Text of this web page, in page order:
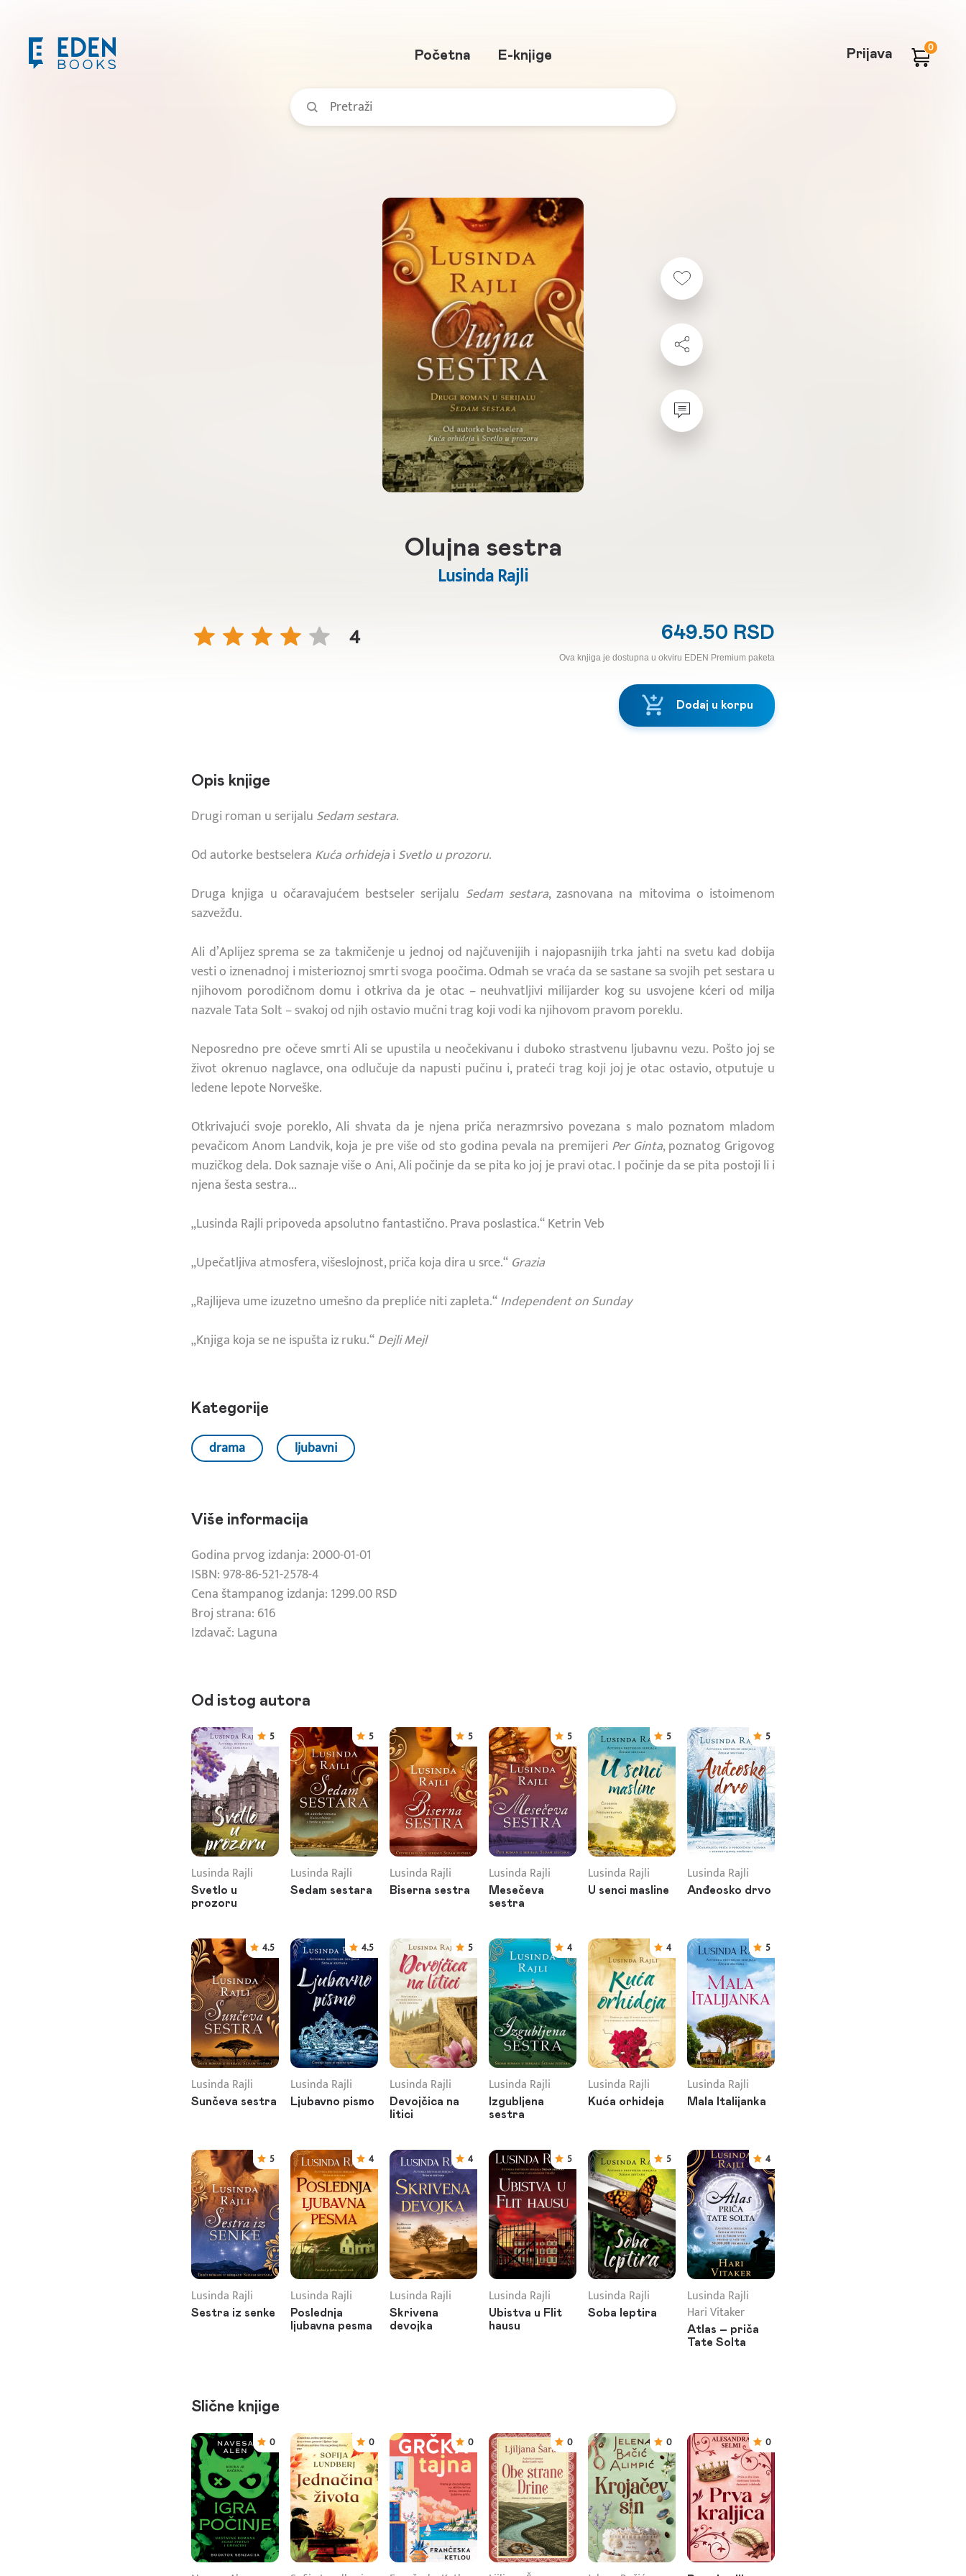
Početna E-knjige Prijava 0
Olujna sestra
Lusinda Rajli
4 649.50 RSD
Ova knjiga je dostupna u okviru EDEN Premium paketa
Dodaj u korpu
Opis knjige
Drugi roman u serijalu Sedam sestara.
Od autorke bestselera Kuća orhidejai Svetlo u prozoru.
Druga knjiga u očaravajućem bestseler serijalu Sedam sestara, zasnovana na mitovima o istoimenom
sazvežđu.
Ali d’Aplijez sprema se za takmičenje u jednoj od najčuvenijih i najopasnijih trka jahti na svetu kad dobija
vesti o iznenadnoj i misterioznoj smrti svoga poočima. Odmah se vraća da se sastane sa svojih pet sestara u
njihovom porodičnom domu i otkriva da je otac – neuhvatljivi milijarder kog su usvojene kćeri od milja
nazvale Tata Solt – svakoj od njih ostavio mučni trag koji vodi ka njihovom pravom poreklu.
Neposredno pre očeve smrti Ali se upustila u neočekivanu i duboko strastvenu ljubavnu vezu. Pošto joj se
život okrenuo naglavce, ona odlučuje da napusti pučinu i, prateći trag koji joj je otac ostavio, otputuje u
ledene lepote Norveške.
Otkrivajući svoje poreklo, Ali shvata da je njena priča nerazmrsivo povezana s malo poznatom mladom
pevačicom Anom Landvik, koja je pre više od sto godina pevala na premijeri Per Ginta, poznatog Grigovog
muzičkog dela. Dok saznaje više o Ani, Ali počinje da se pita ko joj je pravi otac. I počinje da se pita postoji li i
njena šesta sestra...
„Lusinda Rajli pripoveda apsolutno fantastično. Prava poslastica.“ Ketrin Veb
„Upečatljiva atmosfera, višeslojnost, priča koja dira u srce.“ Grazia
„Rajlijeva ume izuzetno umešno da prepliće niti zapleta.“Independent on Sunday
„Knjiga koja se ne ispušta iz ruku.“Dejli Mejl
Kategorije
drama ljubavni
Više informacija
Godina prvog izdanja: 2000-01-01
ISBN: 978-86-521-2578-4
Cena štampanog izdanja: 1299.00 RSD
Broj strana: 616
Izdavač: Laguna
Od istog autora
5
Lusinda Rajli
Svetlo u
prozoru
5
Lusinda Rajli
Sedam sestara
5
Lusinda Rajli
Biserna sestra
5
Lusinda Rajli
Mesečeva
sestra
5
Lusinda Rajli
U senci masline
5
Lusinda Rajli
Anđeosko drvo
4.5
Lusinda Rajli
Sunčeva sestra
4.5
Lusinda Rajli
Ljubavno pismo
5
Lusinda Rajli
Devojčica na
litici
4
Lusinda Rajli
Izgubljena
sestra
4
Lusinda Rajli
Kuća orhideja
5
Lusinda Rajli
Mala Italijanka
5
Lusinda Rajli
Sestra iz senke
4
Lusinda Rajli
Poslednja
ljubavna pesma
4
Lusinda Rajli
Skrivena
devojka
5
Lusinda Rajli
Ubistva u Flit
hausu
5
Lusinda Rajli
Soba leptira
4
Lusinda Rajli
Hari Vitaker
Atlas – priča
Tate Solta
Slične knjige
0 0 0 0 0 0